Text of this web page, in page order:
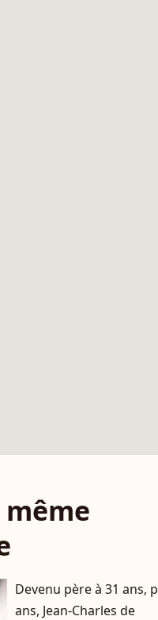
même
Devenu père à 31 ans,
ans, Jean-Charles de